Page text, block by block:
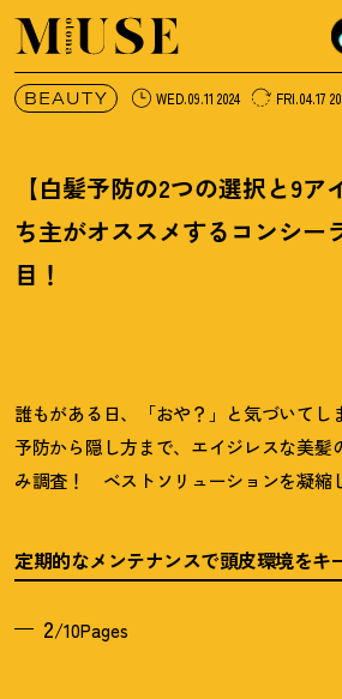
オトナミューズ ウェブ
BEAUTY WED.09.11 2024 FRI.04.17
【白髪予防の2つの選択と9
ち主がオススメするコンシー
目 ！
誰もがある日、「おや？」と気づいてし
予防から隠し方まで、エイジレスな美髪
み調査！ ベストソリューションを凝縮
定期的なメンテナンスで頭皮環境をキ
2/10Pages